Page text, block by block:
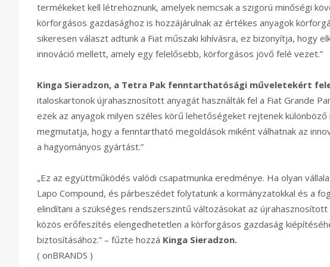
termékeket kell létrehoznunk, amelyek nemcsak a szigorú minőségi
körforgásos gazdasághoz is hozzájárulnak az értékes anyagok
sikeresen választ adtunk a Fiat műszaki kihívásra, ez bizonyítja, hogy
innováció mellett, amely egy felelősebb, körforgásos jövő felé vezet.”
Kinga Sieradzon, a Tetra Pak fenntarthatósági műveletekért
italoskartonok újrahasznosított anyagát használták fel a Fiat Grande
ezek az anyagok milyen széles körű lehetőségeket rejtenek
megmutatja, hogy a fenntartható megoldások miként válhatnak az
a hagyományos gyártást.”
„Ez az együttműködés valódi csapatmunka eredménye. Ha olyan
Lapo Compound, és párbeszédet folytatunk a kormányzatokkal és a
elindítani a szükséges rendszerszintű változásokat az újrahasznosított
közös erőfeszítés elengedhetetlen a körforgásos gazdaság
biztosításához.” – fűzte hozzá Kinga Sieradzon.
( onBRANDS )